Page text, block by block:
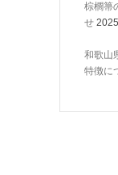
棕櫚箒
せ
和歌山
特徴に